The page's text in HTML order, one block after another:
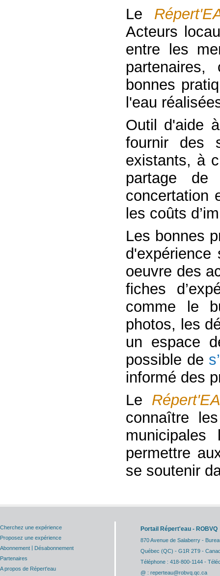
Le
Acteurs
entre les
bonnes
l'eau
Outil d'aide
fournir des
existants, à
partage
concertation
les coûts
Les bonnes
oeuvre des
fiches
comme le
photos, les
un espace
possible de
informé des
Le
connaître
permettre
se soutenir
Cherchez une expérience
Proposez une expérience
Abonnement
Désabonnement
Partenaires
A propos de Répert'eau
Portail Répert'eau - ROBVQ
870 Avenue de Salaberry -
Québec (QC) - G1R 2T9 -
Téléphone : 418-800-1144 -
@ : reperteau@robvq.qc.ca